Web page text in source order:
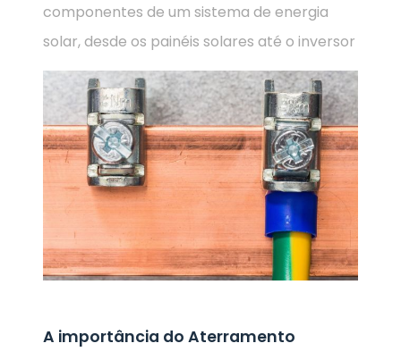
componentes de um sistema de energia
solar, desde os painéis solares até o inversor
A importância do Aterramento